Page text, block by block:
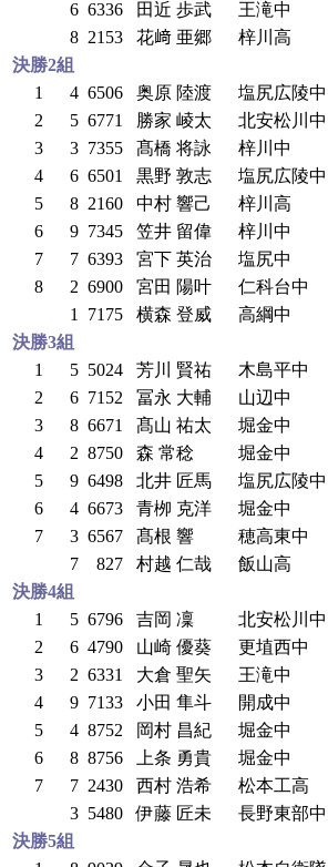
6 6336 田近 歩武 王滝中
8 2153 花﨑 亜郷 梓川高
決勝2組
1
4 6506 奥原 陸渡 塩尻広陵中
2
5 6771 勝家 崚太 北安松川中
3
3 7355 髙橋 将詠 梓川中
4
6 6501 黒野 敦志 塩尻広陵中
5
8 2160 中村 響己 梓川高
6
9 7345 笠井 留偉 梓川中
7
7 6393 宮下 英治 塩尻中
8
2 6900 宮田 陽叶 仁科台中
1
7175 横森 登威 高綱中
決勝3組
1
5 5024 芳川 賢祐 木島平中
2
6 7152 冨永 大輔 山辺中
3
8 6671 髙山 祐太 堀金中
4
2 8750 森 常稔 堀金中
5
9 6498 北井 匠馬 塩尻広陵中
6
4 6673 青栁 克洋 堀金中
7
3 6567 髙根 響 穂高東中
7
827 村越 仁哉 飯山高
決勝4組
1
5 6796 吉岡 凜 北安松川中
2
6 4790 山崎 優葵 更埴西中
3
2 6331 大倉 聖矢 王滝中
4
9 7133 小田 隼斗 開成中
5
4 8752 岡村 昌紀 堀金中
6
8 8756 上条 勇貴 堀金中
7
7 2430 西村 浩希 松本工高
3 5480 伊藤 匠未 長野東部中
決勝5組